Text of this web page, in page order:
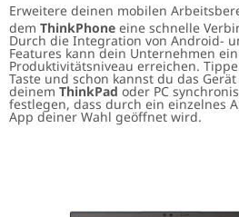
Erweitere deinen mobilen
dem ThinkPhone eine schnelle
Durch die Integration von Android-
Features kann dein Unternehmen
Produktivitätsniveau erreichen.
Taste und schon kannst du das
deinem ThinkPad oder PC
festlegen, dass durch ein einzelnes
App deiner Wahl geöffnet wird.